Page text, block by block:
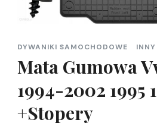
DYWANIKI SAMOCHODOWE INNY
Mata Gumowa
1994-2002 1995
+Stopery